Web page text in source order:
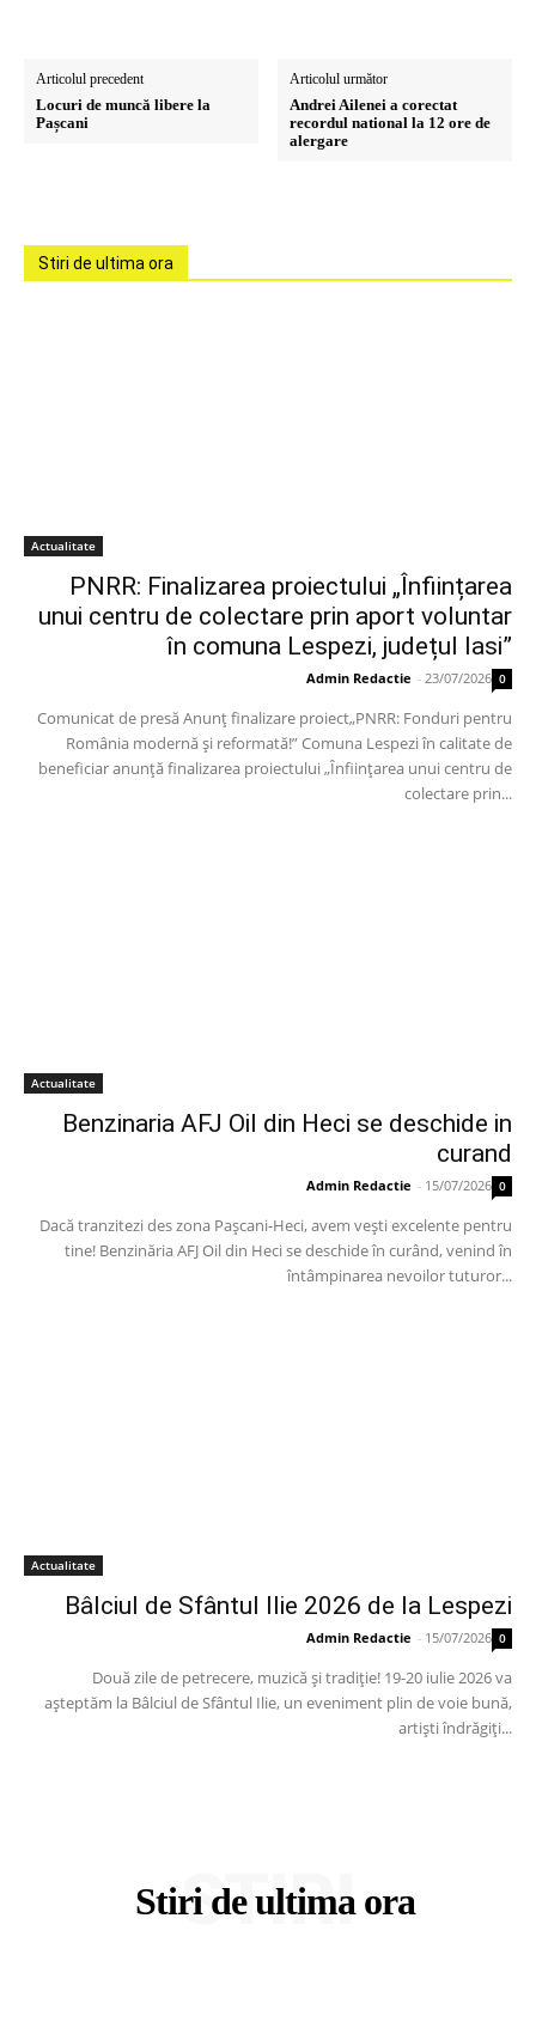
Articolul precedent
Locuri de muncă libere la
Pașcani
Articolul următor
Andrei Ailenei a corectat
recordul national la 12 ore de
alergare
Stiri de ultima ora
Actualitate
PNRR: Finalizarea proiectului „Înființarea
unui centru de colectare prin aport voluntar
în comuna Lespezi, județul Iasi”
Admin Redactie - 23/07/2026 0
Comunicat de presă Anunț finalizare proiect„PNRR: Fonduri pentru
România modernă și reformată!” Comuna Lespezi în calitate de
beneficiar anunță finalizarea proiectului „Înființarea unui centru de
colectare prin...
Actualitate
Benzinaria AFJ Oil din Heci se deschide in
curand
Admin Redactie - 15/07/2026 0
Dacă tranzitezi des zona Pașcani-Heci, avem vești excelente pentru
tine! Benzinăria AFJ Oil din Heci se deschide în curând, venind în
întâmpinarea nevoilor tuturor...
Actualitate
Bâlciul de Sfântul Ilie 2026 de la Lespezi
Admin Redactie - 15/07/2026 0
Două zile de petrecere, muzică și tradiție! 19-20 iulie 2026 va
așteptăm la Bâlciul de Sfântul Ilie, un eveniment plin de voie bună,
artiști îndrăgiți...
Stiri de ultima ora
STIRI